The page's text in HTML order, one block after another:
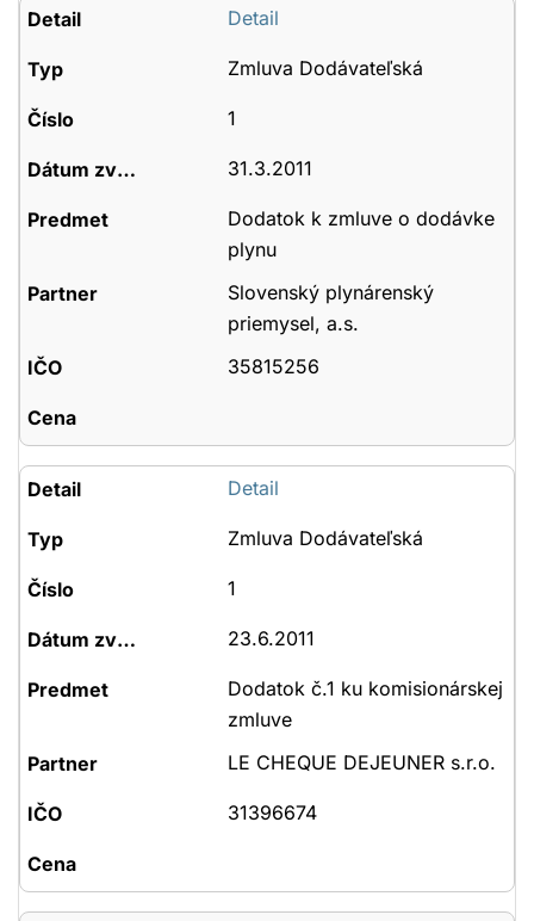
Detail
Zmluva Dodávateľská
1
31.3.2011
Dodatok k zmluve o dodávke
plynu
Slovenský plynárenský
priemysel, a.s.
35815256
Detail
Zmluva Dodávateľská
1
23.6.2011
Dodatok č.1 ku komisionárskej
zmluve
LE CHEQUE DEJEUNER s.r.o.
31396674